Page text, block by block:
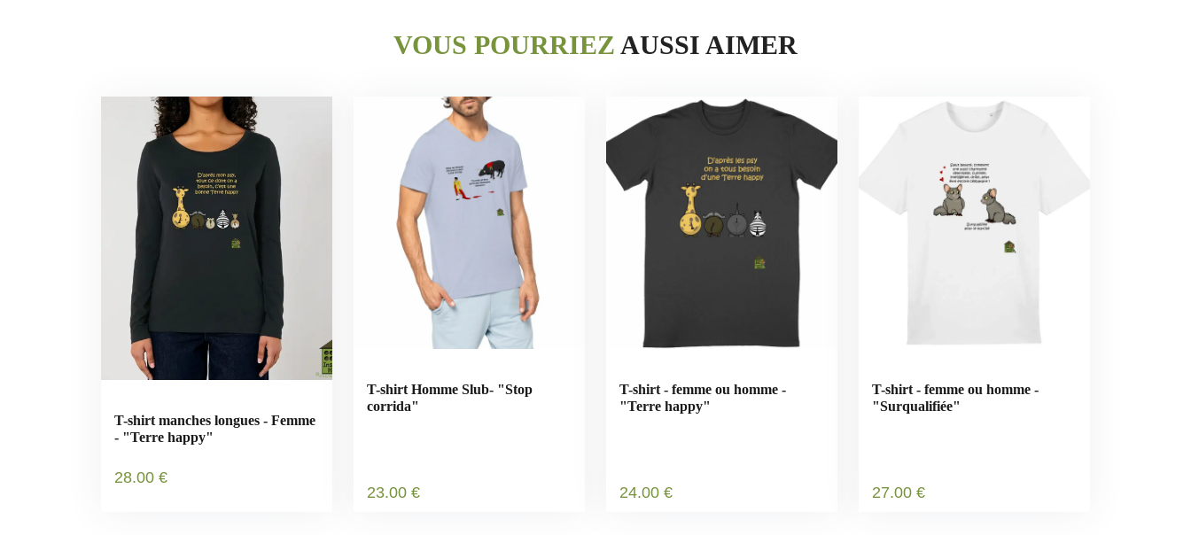
VOUS POURRIEZ AUSSI AIMER
T-shirt manches longues - Femme
- "Terre happy"
28.00 €
T-shirt Homme Slub- "Stop
corrida"
23.00 €
T-shirt - femme ou homme -
"Terre happy"
24.00 €
T-shirt - femme ou homme -
"Surqualifiée"
27.00 €